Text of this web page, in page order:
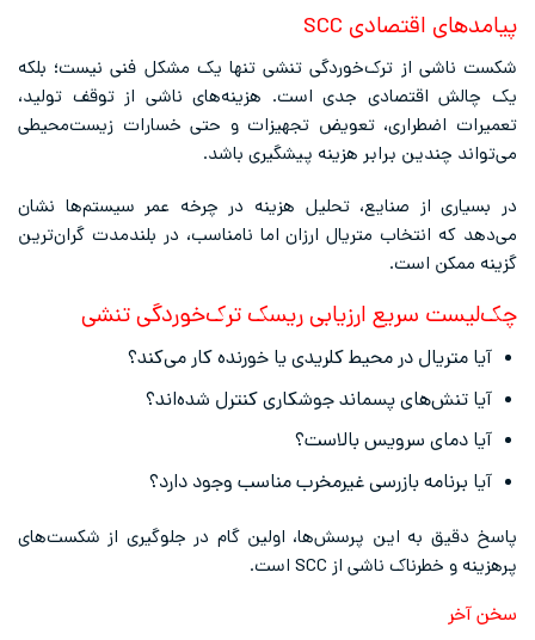
پیامدهای اقتصادی SCC
شکست ناشی از ترک‌خوردگی تنشی تنها یک مشکل فنی نیست؛ بلکه
یک چالش اقتصادی جدی است. هزینه‌های ناشی از توقف تولید،
تعمیرات اضطراری، تعویض تجهیزات و حتی خسارات زیست‌محیطی
می‌تواند چندین برابر هزینه پیشگیری باشد.
در بسیاری از صنایع، تحلیل هزینه در چرخه عمر سیستم‌ها نشان
می‌دهد که انتخاب متریال ارزان اما نامناسب، در بلندمدت گران‌ترین
گزینه ممکن است.
چک‌لیست سریع ارزیابی ریسک ترک‌خوردگی تنشی
آیا متریال در محیط کلریدی یا خورنده کار می‌کند؟
آیا تنش‌های پسماند جوشکاری کنترل شده‌اند؟
آیا دمای سرویس بالاست؟
آیا برنامه بازرسی غیرمخرب مناسب وجود دارد؟
پاسخ دقیق به این پرسش‌ها، اولین گام در جلوگیری از شکست‌های
پرهزینه و خطرناک ناشی از SCC است.
سخن آخر